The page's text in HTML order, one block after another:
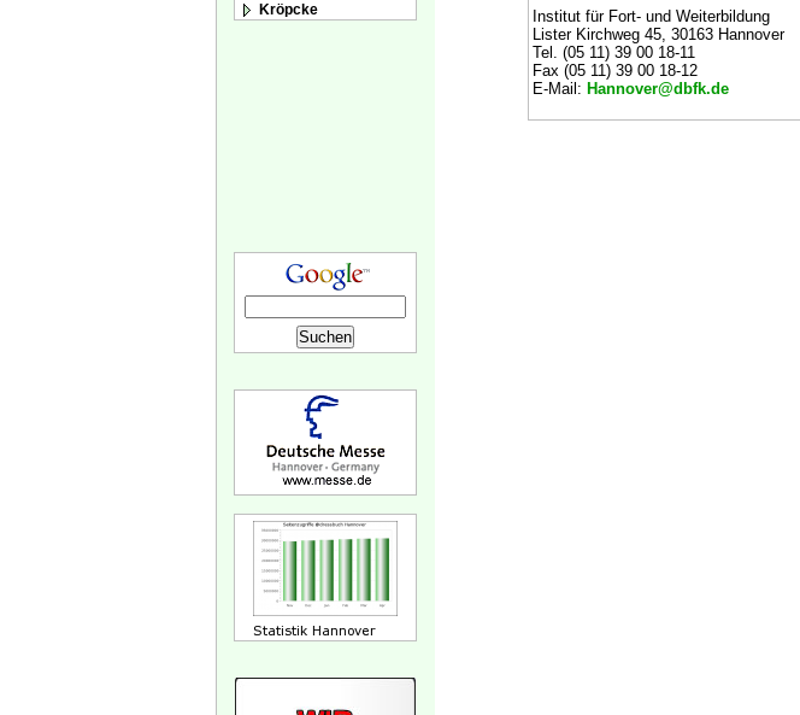
Kröpcke
Institut für Fort- und Weiterbildung
Lister Kirchweg 45, 30163 Hannover
Tel. (05 11) 39 00 18-11
Fax (05 11) 39 00 18-12
E-Mail: Hannover@dbfk.de